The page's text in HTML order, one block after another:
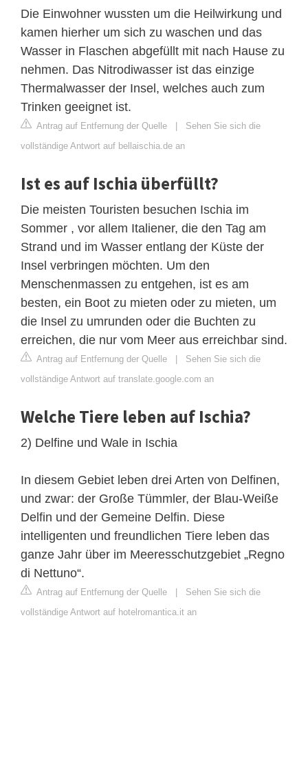
Die Einwohner wussten um die Heilwirkung und
kamen hierher um sich zu waschen und das
Wasser in Flaschen abgefüllt mit nach Hause zu
nehmen. Das Nitrodiwasser ist das einzige
Thermalwasser der Insel, welches auch zum
Trinken geeignet ist.
Antrag auf Entfernung der Quelle | Sehen Sie sich die
vollständige Antwort auf bellaischia.de an
Ist es auf Ischia überfüllt?
Die meisten Touristen besuchen Ischia im
Sommer , vor allem Italiener, die den Tag am
Strand und im Wasser entlang der Küste der
Insel verbringen möchten. Um den
Menschenmassen zu entgehen, ist es am
besten, ein Boot zu mieten oder zu mieten, um
die Insel zu umrunden oder die Buchten zu
erreichen, die nur vom Meer aus erreichbar sind.
Antrag auf Entfernung der Quelle | Sehen Sie sich die
vollständige Antwort auf translate.google.com an
Welche Tiere leben auf Ischia?
2) Delfine und Wale in Ischia
In diesem Gebiet leben drei Arten von Delfinen,
und zwar: der Große Tümmler, der Blau-Weiße
Delfin und der Gemeine Delfin. Diese
intelligenten und freundlichen Tiere leben das
ganze Jahr über im Meeresschutzgebiet „Regno
di Nettuno“.
Antrag auf Entfernung der Quelle | Sehen Sie sich die
vollständige Antwort auf hotelromantica.it an